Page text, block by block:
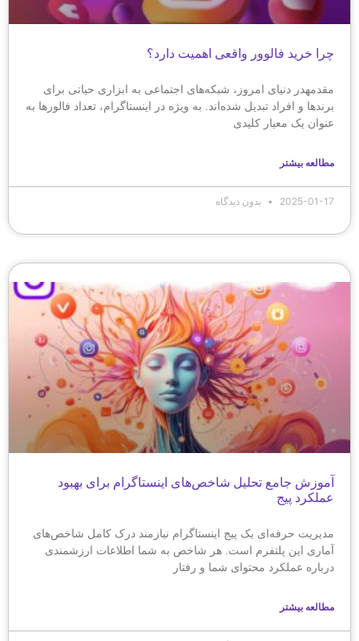
چرا خرید فالوور واقعی اهمیت دارد؟
مقدمهدر دنیای امروز، شبکه‌های اجتماعی به ابزاری حیاتی برای
برندها و افراد تبدیل شده‌اند. به ویژه در اینستاگرام، تعداد فالورها به
عنوان یک معیار کلیدی
مطالعه بیشتر
2025-01-17 بدون دیدگاه
آموزش جامع تحلیل شاخص‌های اینستاگرام برای بهبود
عملکرد پیج
مدیریت حرفه‌ای یک پیج اینستاگرام نیازمند درک کامل شاخص‌های
آماری این پلتفرم است. هر شاخص به شما اطلاعات ارزشمندی
درباره عملکرد محتوای شما و رفتار
مطالعه بیشتر